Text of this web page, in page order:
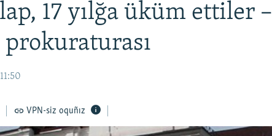
17 yılğa üküm ettiler –
prokuraturası
VPN-siz oquñız